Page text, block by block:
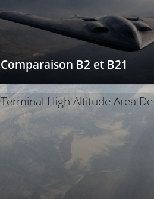
Comparaison B2 et B21